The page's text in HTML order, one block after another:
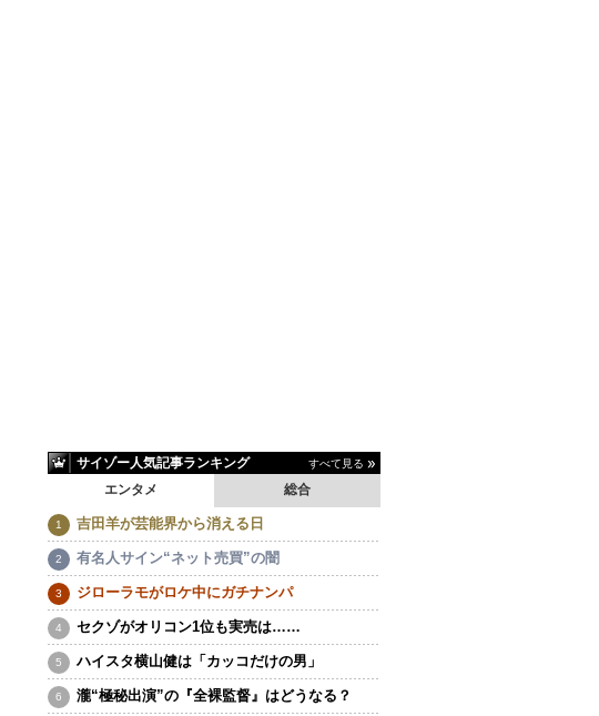
サイゾー人気記事ランキング すべて見る
エンタメ 総合
吉田羊が芸能界から消える日
有名人サイン“ネット売買”の闇
ジローラモがロケ中にガチナンパ
セクゾがオリコン1位も実売は……
ハイスタ横山健は「カッコだけの男」
瀧“極秘出演”の『全裸監督』はどうなる？